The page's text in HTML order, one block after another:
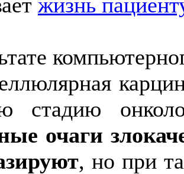
стадию
очаги
, но при